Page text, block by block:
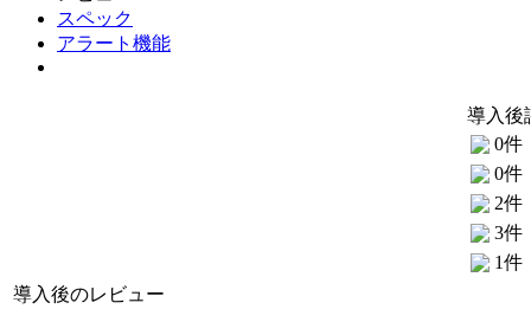
スペック
アラート機能
導入後
0件
0件
2件
3件
1件
導入後のレビュー